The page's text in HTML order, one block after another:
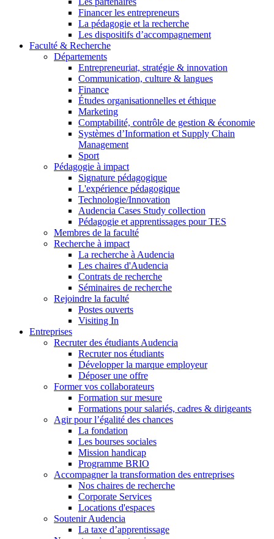
Financer les entrepreneurs
La pédagogie et la recherche
Les dispositifs d’accompagnement
Faculté & Recherche
Départements
Entrepreneuriat, stratégie & innovation
Communication, culture & langues
Finance
Études organisationnelles et éthique
Marketing
Comptabilité, contrôle de gestion & économie
Systèmes d’Information et Supply Chain
Management
Sport
Pédagogie à impact
Signature pédagogique
L'expérience pédagogique
Technologie/Innovation
Audencia Cases Study collection
Pédagogie et apprentissages pour TES
Membres de la faculté
Recherche à impact
La recherche à Audencia
Les chaires d'Audencia
Contrats de recherche
Séminaires de recherche
Rejoindre la faculté
Postes ouverts
Visiting In
Entreprises
Recruter des étudiants Audencia
Recruter nos étudiants
Développer la marque employeur
Déposer une offre
Former vos collaborateurs
Formation sur mesure
Formations pour salariés, cadres & dirigeants
Agir pour l’égalité des chances
La fondation
Les bourses sociales
Mission handicap
Programme BRIO
Accompagner la transformation des entreprises
Nos chaires de recherche
Corporate Services
Locations d'espaces
Soutenir Audencia
La taxe d’apprentissage